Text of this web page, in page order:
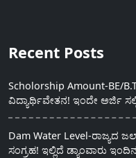
Recent Posts
Scholorship Amount-BE/
ವಿದ್ಯಾರ್ಥಿವೇತನ! ಇಂದೇ ಅರ್ಜಿ
Dam Water Level-ರಾಜ್ಯದ
ಸಂಗ್ರಹ! ಇಲ್ಲಿದೆ ಡ್ಯಾಂವಾರು